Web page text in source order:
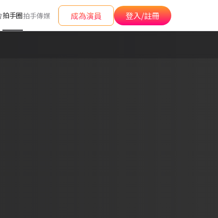
拍手圈拍手傳媒 成為演員 登入/註冊